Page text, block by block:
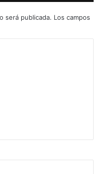
será publicada. Los campos